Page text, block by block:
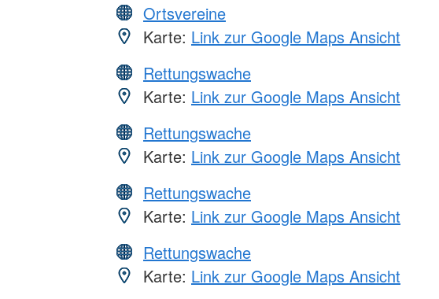
Ortsvereine
Karte: Link zur Google Maps Ansicht
Rettungswache
Karte: Link zur Google Maps Ansicht
Rettungswache
Karte: Link zur Google Maps Ansicht
Rettungswache
Karte: Link zur Google Maps Ansicht
Rettungswache
Karte: Link zur Google Maps Ansicht